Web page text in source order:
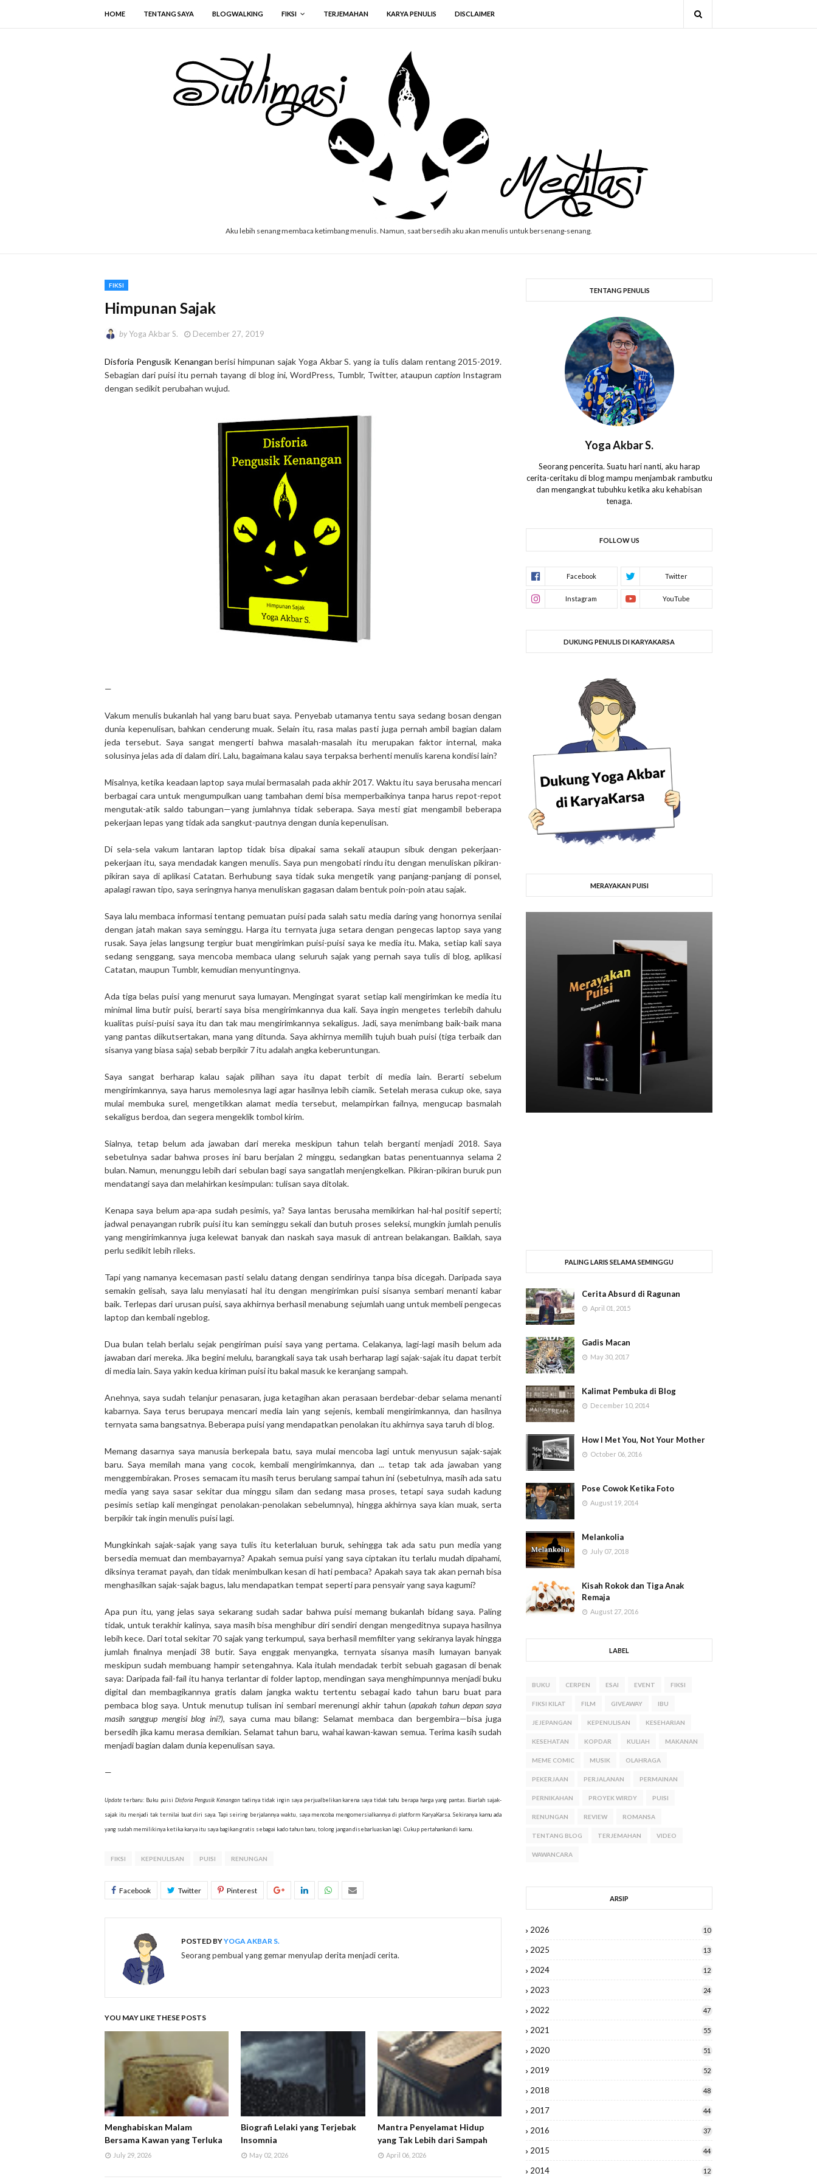
HOME TENTANG SAYA BLOGWALKING FIKSI TERJEMAHAN KARYA PENULIS DISCLAIMER
Aku lebih senang membaca ketimbang menulis. Namun, saat bersedih aku akan menulis untuk bersenang-senang.
FIKSI
Himpunan Sajak
byYoga Akbar S. December 27, 2019
Disforia Pengusik Kenangan berisi himpunan sajak Yoga Akbar S. yang ia tulis dalam rentang 2015-2019.
Sebagian dari puisi itu pernah tayang di blog ini, WordPress, Tumblr, Twitter, ataupuncaption Instagram
dengan sedikit perubahan wujud.
—
Vakum menulis bukanlah hal yang baru buat saya. Penyebab utamanya tentu saya sedang bosan dengan
dunia kepenulisan, bahkan cenderung muak. Selain itu, rasa malas pasti juga pernah ambil bagian dalam
jeda tersebut. Saya sangat mengerti bahwa masalah-masalah itu merupakan faktor internal, maka
solusinya jelas ada di dalam diri. Lalu, bagaimana kalau saya terpaksa berhenti menulis karena kondisi lain?
Misalnya, ketika keadaan laptop saya mulai bermasalah pada akhir 2017. Waktu itu saya berusaha mencari
berbagai cara untuk mengumpulkan uang tambahan demi bisa memperbaikinya tanpa harus repot-repot
mengutak-atik saldo tabungan—yang jumlahnya tidak seberapa. Saya mesti giat mengambil beberapa
pekerjaan lepas yang tidak ada sangkut-pautnya dengan dunia kepenulisan.
Di sela-sela vakum lantaran laptop tidak bisa dipakai sama sekali ataupun sibuk dengan pekerjaan-
pekerjaan itu, saya mendadak kangen menulis. Saya pun mengobati rindu itu dengan menuliskan pikiran-
pikiran saya di aplikasi Catatan. Berhubung saya tidak suka mengetik yang panjang-panjang di ponsel,
apalagi rawan tipo, saya seringnya hanya menuliskan gagasan dalam bentuk poin-poin atau sajak.
Saya lalu membaca informasi tentang pemuatan puisi pada salah satu media daring yang honornya senilai
dengan jatah makan saya seminggu. Harga itu ternyata juga setara dengan pengecas laptop saya yang
rusak. Saya jelas langsung tergiur buat mengirimkan puisi-puisi saya ke media itu. Maka, setiap kali saya
sedang senggang, saya mencoba membaca ulang seluruh sajak yang pernah saya tulis di blog, aplikasi
Catatan, maupun Tumblr, kemudian menyuntingnya.
Ada tiga belas puisi yang menurut saya lumayan. Mengingat syarat setiap kali mengirimkan ke media itu
minimal lima butir puisi, berarti saya bisa mengirimkannya dua kali. Saya ingin mengetes terlebih dahulu
kualitas puisi-puisi saya itu dan tak mau mengirimkannya sekaligus. Jadi, saya menimbang baik-baik mana
yang pantas diikutsertakan, mana yang ditunda. Saya akhirnya memilih tujuh buah puisi (tiga terbaik dan
sisanya yang biasa saja) sebab berpikir 7 itu adalah angka keberuntungan.
Saya sangat berharap kalau sajak pilihan saya itu dapat terbit di media lain. Berarti sebelum
mengirimkannya, saya harus memolesnya lagi agar hasilnya lebih ciamik. Setelah merasa cukup oke, saya
mulai membuka surel, mengetikkan alamat media tersebut, melampirkan failnya, mengucap basmalah
sekaligus berdoa, dan segera mengeklik tombol kirim.
Sialnya, tetap belum ada jawaban dari mereka meskipun tahun telah berganti menjadi 2018. Saya
sebetulnya sadar bahwa proses ini baru berjalan 2 minggu, sedangkan batas penentuannya selama 2
bulan. Namun, menunggu lebih dari sebulan bagi saya sangatlah menjengkelkan. Pikiran-pikiran buruk pun
mendatangi saya dan melahirkan kesimpulan: tulisan saya ditolak.
Kenapa saya belum apa-apa sudah pesimis, ya? Saya lantas berusaha memikirkan hal-hal positif seperti;
jadwal penayangan rubrik puisi itu kan seminggu sekali dan butuh proses seleksi, mungkin jumlah penulis
yang mengirimkannya juga kelewat banyak dan naskah saya masuk di antrean belakangan. Baiklah, saya
perlu sedikit lebih rileks.
Tapi yang namanya kecemasan pasti selalu datang dengan sendirinya tanpa bisa dicegah. Daripada saya
semakin gelisah, saya lalu menyiasati hal itu dengan mengirimkan puisi sisanya sembari menanti kabar
baik. Terlepas dari urusan puisi, saya akhirnya berhasil menabung sejumlah uang untuk membeli pengecas
laptop dan kembali ngeblog.
Dua bulan telah berlalu sejak pengiriman puisi saya yang pertama. Celakanya, lagi-lagi masih belum ada
jawaban dari mereka. Jika begini melulu, barangkali saya tak usah berharap lagi sajak-sajak itu dapat terbit
di media lain. Saya yakin kedua kiriman puisi itu bakal masuk ke keranjang sampah.
Anehnya, saya sudah telanjur penasaran, juga ketagihan akan perasaan berdebar-debar selama menanti
kabarnya. Saya terus berupaya mencari media lain yang sejenis, kembali mengirimkannya, dan hasilnya
ternyata sama bangsatnya. Beberapa puisi yang mendapatkan penolakan itu akhirnya saya taruh di blog.
Memang dasarnya saya manusia berkepala batu, saya mulai mencoba lagi untuk menyusun sajak-sajak
baru. Saya memilah mana yang cocok, kembali mengirimkannya, dan ... tetap tak ada jawaban yang
menggembirakan. Proses semacam itu masih terus berulang sampai tahun ini (sebetulnya, masih ada satu
media yang saya sasar sekitar dua minggu silam dan sedang masa proses, tetapi saya sudah kadung
pesimis setiap kali mengingat penolakan-penolakan sebelumnya), hingga akhirnya saya kian muak, serta
berpikir tak ingin menulis puisi lagi.
Mungkinkah sajak-sajak yang saya tulis itu keterlaluan buruk, sehingga tak ada satu pun media yang
bersedia memuat dan membayarnya? Apakah semua puisi yang saya ciptakan itu terlalu mudah dipahami,
diksinya teramat payah, dan tidak menimbulkan kesan di hati pembaca? Apakah saya tak akan pernah bisa
menghasilkan sajak-sajak bagus, lalu mendapatkan tempat seperti para pensyair yang saya kagumi?
Apa pun itu, yang jelas saya sekarang sudah sadar bahwa puisi memang bukanlah bidang saya. Paling
tidak, untuk terakhir kalinya, saya masih bisa menghibur diri sendiri dengan mengeditnya supaya hasilnya
lebih kece. Dari total sekitar 70 sajak yang terkumpul, saya berhasil memfilter yang sekiranya layak hingga
jumlah finalnya menjadi 38 butir. Saya enggak menyangka, ternyata sisanya masih lumayan banyak
meskipun sudah membuang hampir setengahnya. Kala itulah mendadak terbit sebuah gagasan di benak
saya: Daripada fail-fail itu hanya terlantar di folder laptop, mendingan saya menghimpunnya menjadi buku
digital dan membagikannya gratis dalam jangka waktu tertentu sebagai kado tahun baru buat para
pembaca blog saya. Untuk menutup tulisan ini sembari merenungi akhir tahun (apakah tahun depan saya
masih sanggup mengisi blog ini?), saya cuma mau bilang: Selamat membaca dan bergembira—bisa juga
bersedih jika kamu merasa demikian. Selamat tahun baru, wahai kawan-kawan semua. Terima kasih sudah
menjadi bagian dalam dunia kepenulisan saya.
—
Update terbaru: Buku puisi Disforia Pengusik Kenangan tadinya tidak ingin saya perjualbelikan karena saya tidak tahu berapa harga yang pantas. Biarlah sajak-
sajak itu menjadi tak ternilai buat diri saya. Tapi seiring berjalannya waktu, saya mencoba mengomersialkannya di platform KaryaKarsa. Sekiranya kamu ada
yang sudah memilikinya ketika karya itu saya bagikan gratis sebagai kado tahun baru, tolong jangan disebarluaskan lagi. Cukup pertahankan di kamu.
FIKSI KEPENULISAN PUISI RENUNGAN
POSTED BYYOGA AKBAR S.
Seorang pembual yang gemar menyulap derita menjadi cerita.
YOU MAY LIKE THESE POSTS
Menghabiskan Malam
Bersama Kawan yang Terluka
July 29, 2026
Biografi Lelaki yang Terjebak
Insomnia
May 02, 2026
Mantra Penyelamat Hidup
yang Tak Lebih dari Sampah
April 06, 2026
TENTANG PENULIS
Yoga Akbar S.
Seorang pencerita. Suatu hari nanti, aku harap
cerita-ceritaku di blog mampu menjambak rambutku
dan mengangkat tubuhku ketika aku kehabisan
tenaga.
FOLLOW US
DUKUNG PENULIS DI KARYAKARSA
MERAYAKAN PUISI
PALING LARIS SELAMA SEMINGGU
Cerita Absurd di Ragunan
April 01, 2015
Gadis Macan
May 30, 2017
Kalimat Pembuka di Blog
December 10, 2014
How I Met You, Not Your Mother
October 06, 2016
Pose Cowok Ketika Foto
August 19, 2014
Melankolia
July 07, 2018
Kisah Rokok dan Tiga Anak
Remaja
August 27, 2016
LABEL
BUKU CERPEN ESAI EVENT FIKSI
FIKSI KILAT FILM GIVEAWAY IBU
JEJEPANGAN KEPENULISAN KESEHARIAN
KESEHATAN KOPDAR KULIAH MAKANAN
MEME COMIC MUSIK OLAHRAGA
PEKERJAAN PERJALANAN PERMAINAN
PERNIKAHAN PROYEK WIRDY PUISI
RENUNGAN REVIEW ROMANSA
TENTANG BLOG TERJEMAHAN VIDEO
WAWANCARA
ARSIP
2026 10
2025 13
2024 12
2023 24
2022 47
2021 55
2020 51
2019 52
2018 48
2017 44
2016 37
2015 44
2014 12